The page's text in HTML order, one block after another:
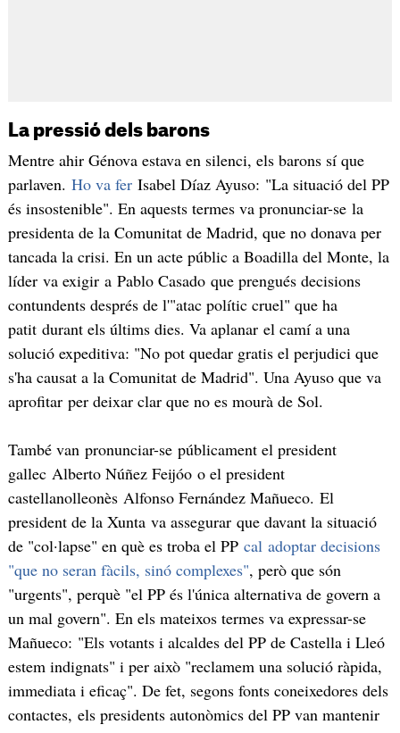
La pressió dels barons
Mentre ahir Génova estava en silenci, els barons sí que
parlaven. Ho va ferIsabel Díaz Ayuso: "La situació del PP
és insostenible". En aquests termes va pronunciar-se la
presidenta de la Comunitat de Madrid, que no donava per
tancada la crisi. En un acte públic a Boadilla del Monte, la
líder va exigir a Pablo Casado que prengués decisions
contundents després de l'"atac polític cruel" que ha
patit durant els últims dies. Va aplanar el camí a una
solució expeditiva: "No pot quedar gratis el perjudici que
s'ha causat a la Comunitat de Madrid". Una Ayuso que va
aprofitar per deixar clar que no es mourà de Sol.
També van pronunciar-se públicament el president
gallec Alberto Núñez Feijóo o el president
castellanolleonès Alfonso Fernández Mañueco. El
president de la Xunta va assegurar que davant la situació
de "col·lapse" en què es troba el PP cal adoptar decisions
"que no seran fàcils, sinó complexes", però que són
"urgents", perquè "el PP és l'única alternativa de govern a
un mal govern". En els mateixos termes va expressar-se
Mañueco: "Els votants i alcaldes del PP de Castella i Lleó
estem indignats" i per això "reclamem una solució ràpida,
immediata i eficaç". De fet, segons fonts coneixedores dels
contactes, els presidents autonòmics del PP van mantenir